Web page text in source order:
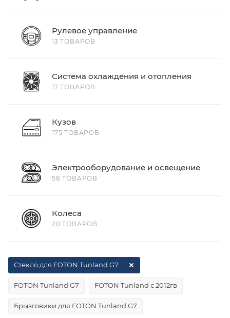
Рулевое управление
13 ТОВАРОВ
Система охлаждения и отопления
17 ТОВАРОВ
Кузов
175 ТОВАРОВ
Электрооборудование и освещение
58 ТОВАРОВ
Колеса
20 ТОВАРОВ
FOTON Tunland G7 FOTON Tunland с 2012гв
Брызговики для FOTON Tunland G7
Стекло для FOTON Tunland G7